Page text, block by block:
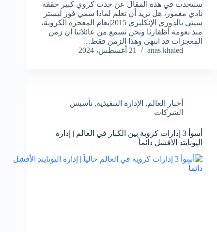
سنتحدث في هذه المقال عن حدث كروي كبير حققه
نادي مغمور، هل تريد أن تعلم لماذا سمي فوز ليستر
سيتي بالدوري الإنكليزي 2015|بعام المعجزة الكروية،
منذ نعومة أظفارنا ونحن نسمع من عائلاتنا أن زمن
المعجزات قد انتهى وهذا الزمن فقط…
anas khaled
21 أغسطس، 2024
أخبار العالم, الإدارة التنفيذية, تأسيس
الشركات
أسوأ 3 إدارات كروية بين الكبار في العالم | إدارة
اليونايتد الأفشل دائماً